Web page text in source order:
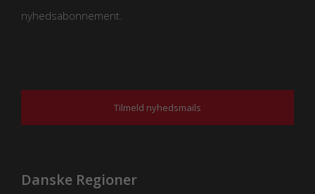
nyhedsabonnement.
Tilmeld nyhedsmails
Danske Regioner